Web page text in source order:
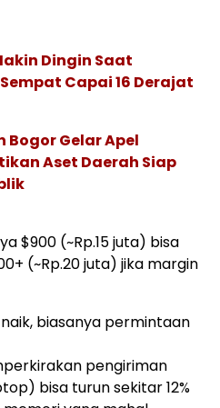
Dingin Saat
Capai 16 Derajat
Gelar Apel
Aset Daerah Siap
$900 (~Rp.15 juta) bisa
(~Rp.20 juta) jika margin
biasanya permintaan
pengiriman
bisa turun sekitar 12%